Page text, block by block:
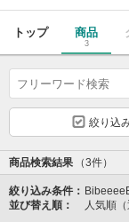
トップ 商品
3
絞り込
商品検索結果 （3件）
絞り込み条件：
並び替え順：
人気順（